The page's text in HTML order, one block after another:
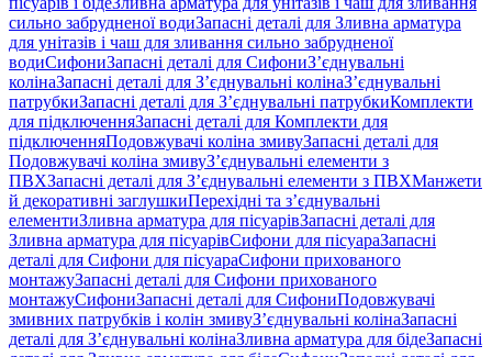
сильно забрудненої водиЗапасні деталі для Зливна арматура
для унітазів і чаш для зливання сильно забрудненої
водиСифониЗапасні деталі для СифониЗ’єднувальні
колінаЗапасні деталі для З’єднувальні колінаЗ’єднувальні
патрубкиЗапасні деталі для З’єднувальні патрубкиКомплекти
для підключенняЗапасні деталі для Комплекти для
підключенняПодовжувачі коліна змивуЗапасні деталі для
Подовжувачі коліна змивуЗ’єднувальні елементи з
ПВХЗапасні деталі для З’єднувальні елементи з ПВХМанжети
й декоративні заглушкиПерехідні та з’єднувальні
елементиЗливна арматура для пісуарівЗапасні деталі для
Зливна арматура для пісуарівСифони для пісуараЗапасні
деталі для Сифони для пісуараСифони прихованого
монтажуЗапасні деталі для Сифони прихованого
монтажуСифониЗапасні деталі для СифониПодовжувачі
змивних патрубків і колін змивуЗ’єднувальні колінаЗапасні
деталі для З’єднувальні колінаЗливна арматура для бідеЗапасні